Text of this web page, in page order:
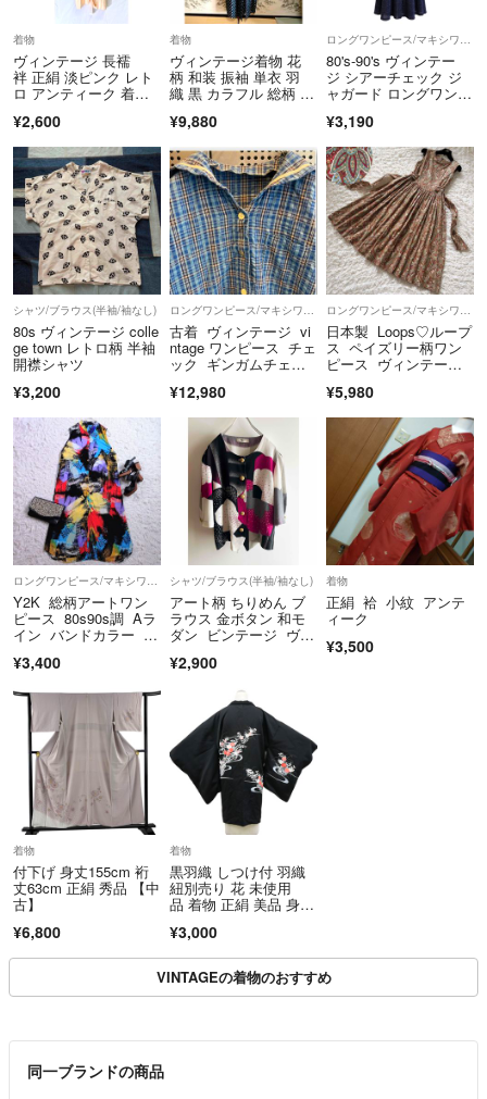
着物
ヴィンテージ 長襦
袢 正絹 淡ピンク レト
ロ アンティーク 着
¥2,600
着物
ヴィンテージ着物 花
柄 和装 振袖 単衣 羽
織 黒 カラフル 総柄 昭
¥9,880
ロングワンピース/マキシワンピース
80's-90's ヴィンテー
ジ シアーチェック ジ
ャガード ロングワンピ
¥3,190
シャツ/ブラウス(半袖/袖なし)
80s ヴィンテージ colle
ge town レトロ柄 半袖
開襟シャツ
¥3,200
古着 ヴィンテージ vi
ntage ワンピース チェ
ック ギンガムチェッ
¥12,980
日本製 Loops♡ループ
ス ペイズリー柄ワン
ピース ヴィンテージ
¥5,980
Y2K 総柄アートワン
ピース 80s90s調 Aラ
イン バンドカラー マ
しゃれ服 レディース
¥3,400
シャツ/ブラウス(半袖/袖なし)
アート柄 ちりめん ブ
ラウス 金ボタン 和モ
ダン ビンテージ ヴィ
¥2,900
着物
正絹 袷 小紋 アンテ
ィーク
¥3,500
着物
付下げ 身丈155cm 裄
丈63cm 正絹 秀品 【中
古】
¥6,800
着物
黒羽織 しつけ付 羽織
紐別売り 花 未使用
品 着物 正絹 美品 身丈
m 26z08-3981
¥3,000
VINTAGEの着物のおすすめ
同一ブランドの商品